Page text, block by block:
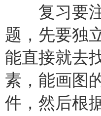
复习要注
题，先要独
能直接就去
素，能画图
件，然后根